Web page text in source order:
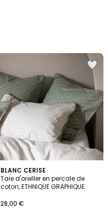
BLANC CERISE
Taie d'oreiller en percale de
coton, ETHNIQUE GRAPHIQUE
28,00 €
4
/
5